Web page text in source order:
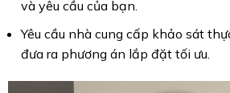
và yêu cầu của bạn.
Yêu cầu nhà cung cấp khảo sát
đưa ra phương án lắp đặt tối ưu.